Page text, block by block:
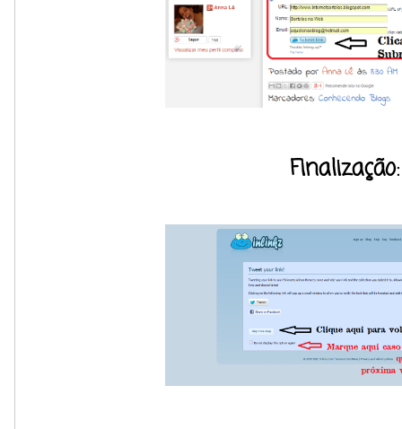
Finalização: